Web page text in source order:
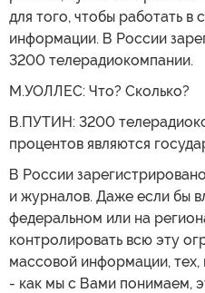
для того, чтобы работать в
информации. В России
3200 телерадиокомпании.
М.УОЛЛЕС: Что? Сколько?
В.ПУТИН: 3200
процентов являются
В России
и журналов. Даже если бы
федеральном или на
контролировать всю эту
массовой информации, тех,
- как мы с Вами понимаем,